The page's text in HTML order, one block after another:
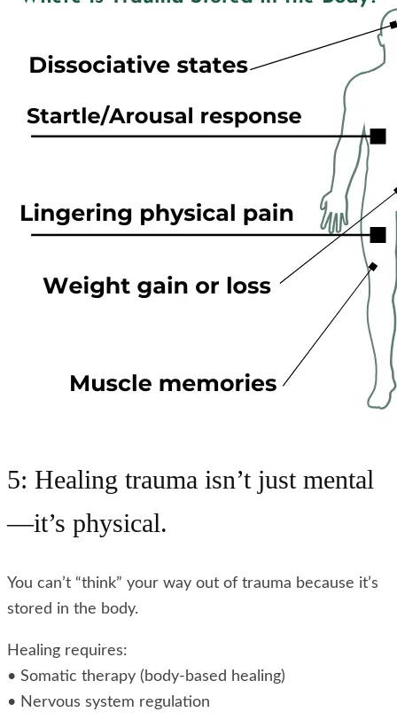
5: Healing trauma isn’t just mental
—it’s physical.
You can’t “think” your way out of trauma because it’s
stored in the body.
Healing requires:
• Somatic therapy (body-based healing)
• Nervous system regulation